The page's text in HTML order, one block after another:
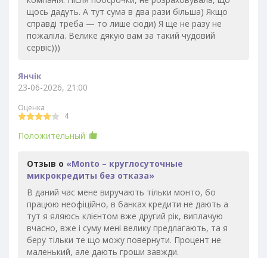
щось дадуть. А тут сума в два рази більша) Якщо
справді треба — то лише сюди) Я ще не разу не
пожаліла. Велике дякую вам за такий чудовий
сервіс)))
Янчік
23-06-2026, 21:00
Оценка
4
Положительный
Отзыв о «Monto – круглосуточные
микрокредиты без отказа»
В даний час мене виручають тільки монто, бо
працюю неофіційно, в банках кредити не дають а
тут я яляюсь клієнтом вже другий рік, виплачую
вчасно, вже і суму мені велику предлагають, та я
беру тільки те що можу повернути. Процент не
маленький, але дають гроши завжди.